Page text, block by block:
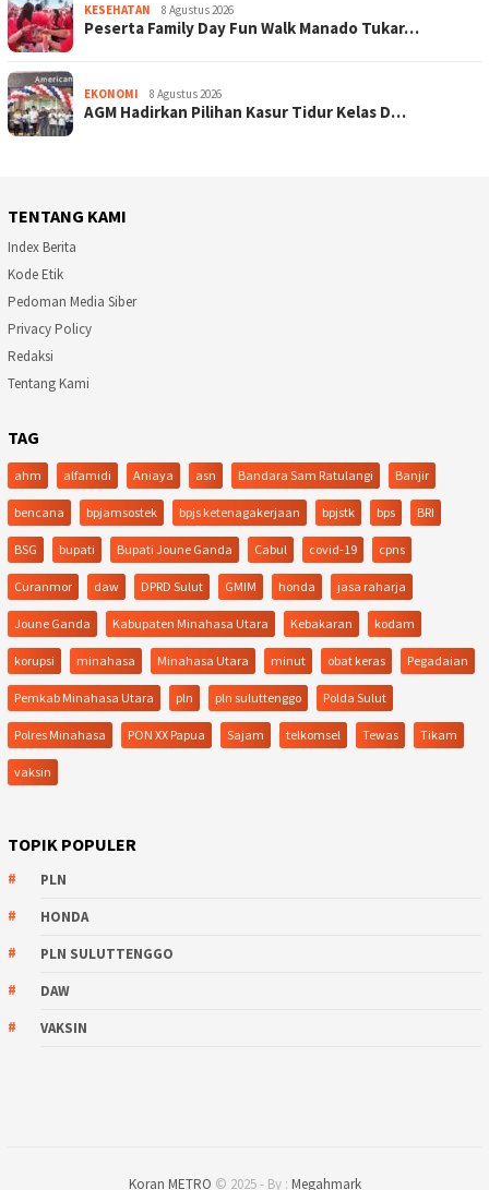
KESEHATAN 8 Agustus 2026
Peserta Family Day Fun Walk Manado Tukar…
EKONOMI 8 Agustus 2026
AGM Hadirkan Pilihan Kasur Tidur Kelas D…
TENTANG KAMI
Index Berita
Kode Etik
Pedoman Media Siber
Privacy Policy
Redaksi
Tentang Kami
TAG
ahm alfamidi Aniaya asn Bandara Sam Ratulangi Banjir
bencana bpjamsostek bpjs ketenagakerjaan bpjstk bps BRI
BSG bupati Bupati Joune Ganda Cabul covid-19 cpns
Curanmor daw DPRD Sulut GMIM honda jasa raharja
Joune Ganda Kabupaten Minahasa Utara Kebakaran kodam
korupsi minahasa Minahasa Utara minut obat keras Pegadaian
Pemkab Minahasa Utara pln pln suluttenggo Polda Sulut
Polres Minahasa PON XX Papua Sajam telkomsel Tewas Tikam
vaksin
TOPIK POPULER
PLN
HONDA
PLN SULUTTENGGO
DAW
VAKSIN
Koran METRO © 2025 - By : Megahmark